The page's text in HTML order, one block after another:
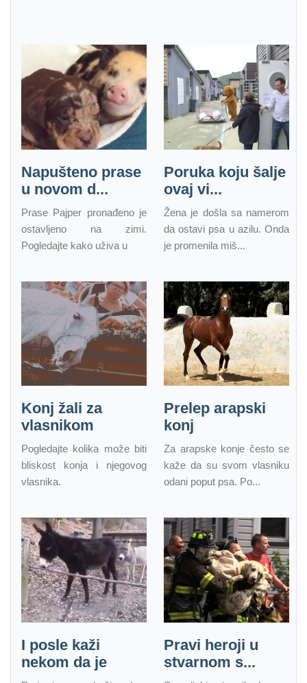
Napušteno prase
u novom d...
Prase Pajper pronađeno je
ostavljeno na zimi.
Pogledajte kako uživa u
Poruka koju šalje
ovaj vi...
Žena je došla sa namerom
da ostavi psa u azilu. Onda
je promenila miš...
Konj žali za
vlasnikom
Pogledajte kolika može biti
bliskost konja i njegovog
vlasnika.
Prelep arapski
konj
Za arapske konje često se
kaže da su svom vlasniku
odani poput psa. Po...
I posle kaži
nekom da je
Pravi heroji u
stvarnom s...